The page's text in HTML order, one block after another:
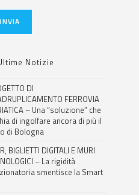
INVIA
Notizie
DI
FERROVIA
– Una “soluzione” che
di ingolfare ancora di più il
di Bologna
BIGLIETTI DIGITALI E MURI
– La rigidità
smentisce la Smart